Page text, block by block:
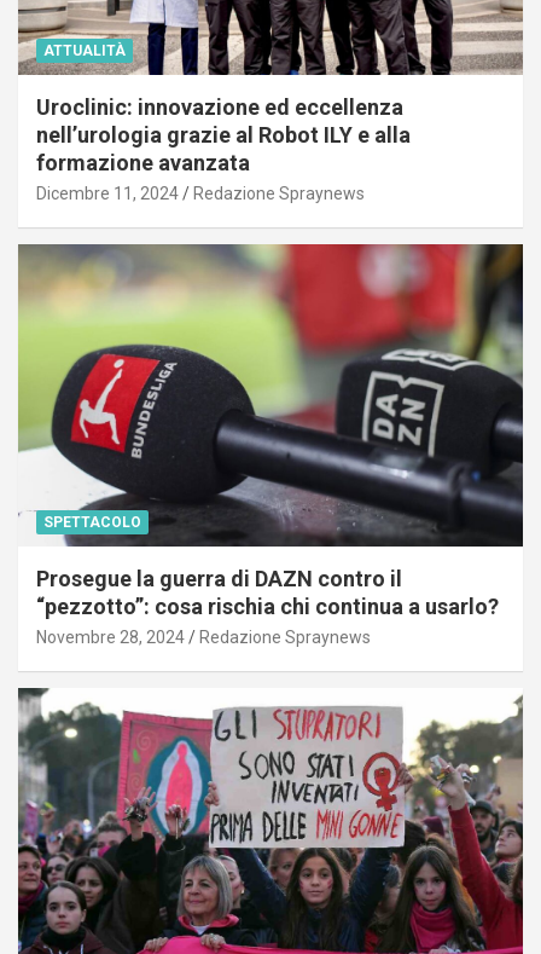
ATTUALITÀ
Uroclinic: innovazione ed eccellenza
nell’urologia grazie al Robot ILY e alla
formazione avanzata
Dicembre 11, 2024 Redazione Spraynews
SPETTACOLO
Prosegue la guerra di DAZN contro il
“pezzotto”: cosa rischia chi continua a usarlo?
Novembre 28, 2024 Redazione Spraynews